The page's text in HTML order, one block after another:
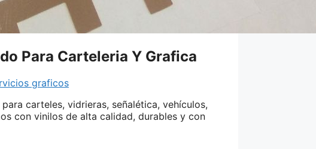
Para Carteleria Y Grafica
graficos
carteles, vidrieras, señalética, vehículos,
con vinilos de alta calidad, durables y con